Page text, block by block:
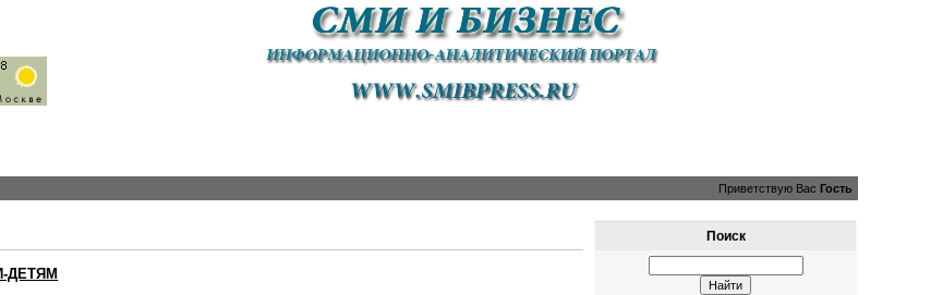
Приветствую Вас Гость
ДЕТЯМ
Поиск